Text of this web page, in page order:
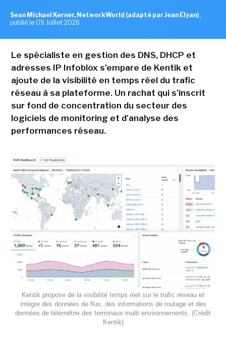
Sean Michael Kerner, NetworkWorld (adapté par Jean Elyan) ,
publié le 09 Juillet 2026
Le spécialiste en gestion des DNS, DHCP et
adresses IP Infoblox s'empare de Kentik et
ajoute de la visibilité en temps réel du trafic
réseau à sa plateforme. Un rachat qui s'inscrit
sur fond de concentration du secteur des
logiciels de monitoring et d'analyse des
performances réseau.
Kentik propose de la visibilité temps réel sur le trafic réseau et
intègre des données de flux, des informations de routage et des
données de télémétrie des terminaux multi environnements. (Crédit
Kentik)